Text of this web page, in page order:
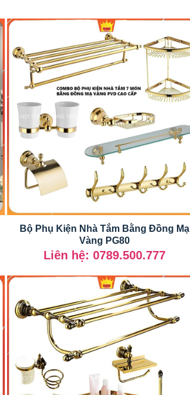
Bộ Phụ Kiện Nhà Tắm Bằng Đồng Mạ
Vàng PG80
Liên hệ: 0789.500.777